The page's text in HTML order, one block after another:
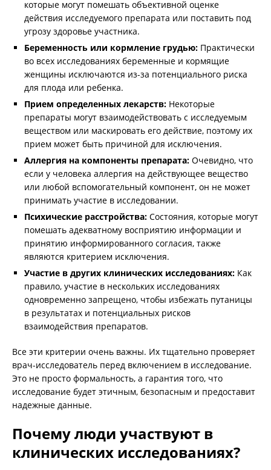
которые могут помешать объективной оценке
действия исследуемого препарата или поставить под
угрозу здоровье участника.
Беременность или кормление грудью: Практически
во всех исследованиях беременные и кормящие
женщины исключаются из-за потенциального риска
для плода или ребенка.
Прием определенных лекарств: Некоторые
препараты могут взаимодействовать с исследуемым
веществом или маскировать его действие, поэтому их
прием может быть причиной для исключения.
Аллергия на компоненты препарата: Очевидно, что
если у человека аллергия на действующее вещество
или любой вспомогательный компонент, он не может
принимать участие в исследовании.
Психические расстройства: Состояния, которые могут
помешать адекватному восприятию информации и
принятию информированного согласия, также
являются критерием исключения.
Участие в других клинических исследованиях: Как
правило, участие в нескольких исследованиях
одновременно запрещено, чтобы избежать путаницы
в результатах и потенциальных рисков
взаимодействия препаратов.
Все эти критерии очень важны. Их тщательно проверяет
врач-исследователь перед включением в исследование.
Это не просто формальность, а гарантия того, что
исследование будет этичным, безопасным и предоставит
надежные данные.
Почему люди участвуют в
клинических исследованиях?